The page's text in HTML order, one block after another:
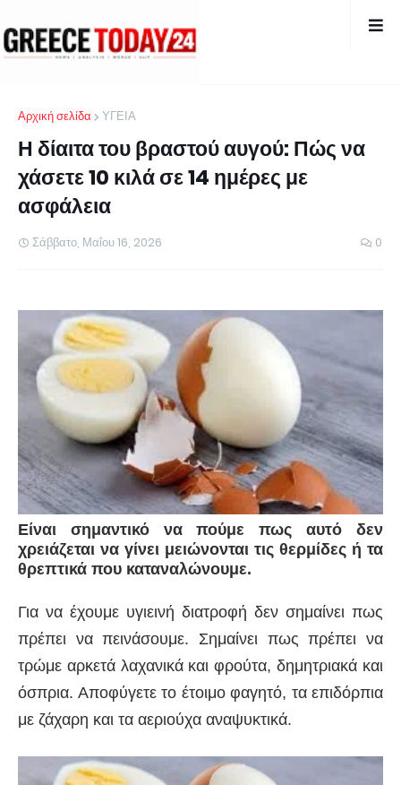
Αρχική σελίδα ΥΓΕΙΑ
Η δίαιτα του βραστού αυγού: Πώς να
χάσετε 10 κιλά σε 14 ημέρες με
ασφάλεια
Σάββατο, Μαΐου 16, 2026 0
Είναι σημαντικό να πούμε πως αυτό δεν
χρειάζεται να γίνει μειώνονται τις θερμίδες ή τα
θρεπτικά που καταναλώνουμε.
Για να έχουμε υγιεινή διατροφή δεν σημαίνει πως
πρέπει να πεινάσουμε. Σημαίνει πως πρέπει να
τρώμε αρκετά λαχανικά και φρούτα, δημητριακά και
όσπρια. Αποφύγετε το έτοιμο φαγητό, τα επιδόρπια
με ζάχαρη και τα αεριούχα αναψυκτικά.